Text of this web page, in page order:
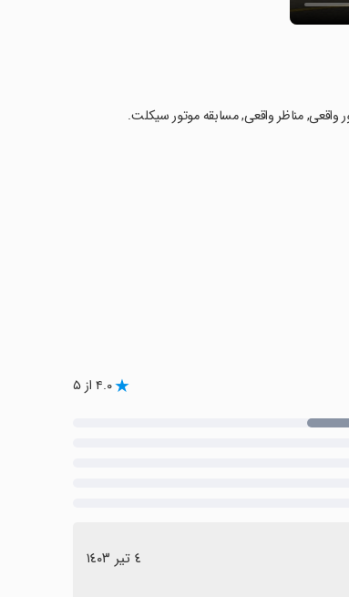
مناظر واقعی, مسابقه موتور سیکلت.
۴.۰ از ۵
٤ تیر ١٤٠٣